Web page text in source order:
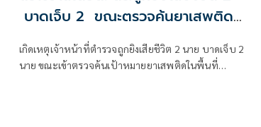
บาดเจ็บ 2 ขณะตรวจค้นยาเสพติด
พื้นที่ อ.ตากใบ
เกิดเหตุเจ้าหน้าที่ตำรวจถูกยิงเสียชีวิต 2 นาย บาดเจ็บ 2
นาย ขณะเข้าตรวจค้นเป้าหมายยาเสพติดในพื้นที่